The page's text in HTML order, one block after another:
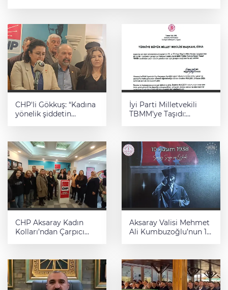
CHP'li Gökkuş: “Kadına
yönelik şiddetin
İyi Parti Milletvekili
TBMM’ye Taşıdı:
CHP Aksaray Kadın
Kolları’ndan Çarpıcı
geleceğe umutla
baksın”
Aksaray Valisi Mehmet
Ali Kumbuzoğlu’nun 10